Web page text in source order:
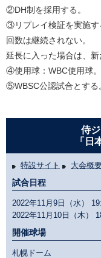
②DH制を採用する。
③リプレイ検証を実施す
回数は継続されない。
延長に入った場合は、新
④使用球：WBC使用球。
⑤WBSC公認試合とする
侍
「日
特設サイト 大会概
試合日程
2022年11月9日（水）
2022年11月10日（木）
開催球場
札幌ドーム